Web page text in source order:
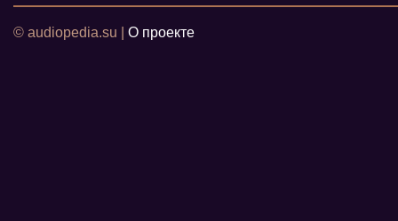
© audiopedia.su | О проекте